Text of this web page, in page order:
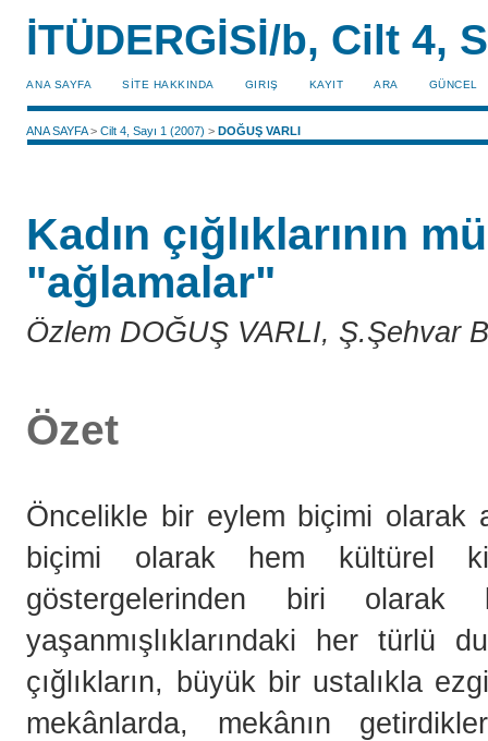
İTÜDERGİSİ/b, Cilt 4,
ANA SAYFA SİTE HAKKINDA GIRIŞ KAYIT ARA GÜNCEL
ANA SAYFA>Cilt 4, Sayı 1 (2007) >DOĞUŞ VARLI
Kadın çığlıklarının
"ağlamalar"
Özlem DOĞUŞ VARLI, Ş.Şehvar
Özet
Öncelikle bir eylem biçimi olarak
biçimi olarak hem kültürel
göstergelerinden biri olarak
yaşanmışlıklarındaki her türlü
çığlıkların, büyük bir ustalıkla
mekânlarda, mekânın